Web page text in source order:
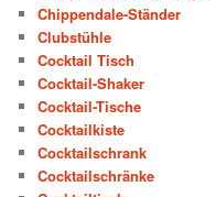
Chippendale-Ständer
Clubstühle
Cocktail Tisch
Cocktail-Shaker
Cocktail-Tische
Cocktailkiste
Cocktailschrank
Cocktailschränke